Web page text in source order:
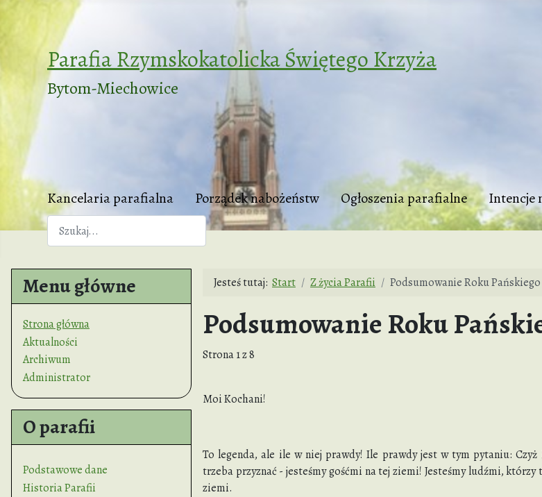
Parafia Rzymskokatolicka Świętego Krzyża
Bytom-Miechowice
Kancelaria parafialna Porządek nabożeństw Ogłoszenia parafialne Intencje
Szukaj
Menu główne
Strona główna
Aktualności
Archiwum
Administrator
O parafii
Podstawowe dane
Historia Parafii
Jesteś tutaj: Start Z życia Parafii Podsumowanie Roku Pańskiego
Podsumowanie Roku
Strona 1 z 8
Moi Kochani!
To legenda, ale ile w niej prawdy! Ile prawdy jest w tym pytaniu:
trzeba przyznać - jesteśmy gośćmi na tej ziemi! Jesteśmy ludźmi, którzy
ziemi.